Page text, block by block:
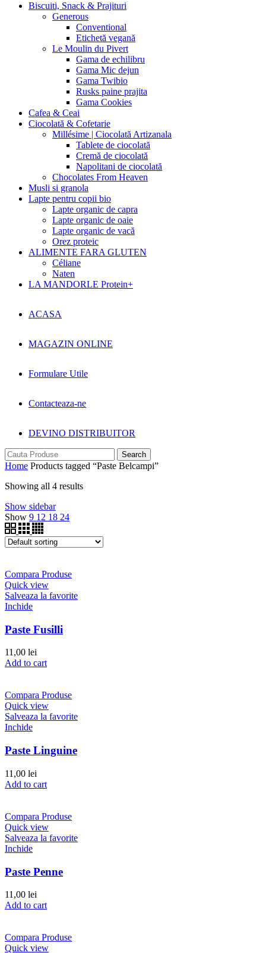
Biscuiti, Snack & Prajituri
Generous
Conventional
Etichetă vegană
Le Moulin du Pivert
Gama de echilibru
Gama Mic dejun
Gama Twibio
Rusks paine prajita
Gama Cookies
Cafea & Ceai
Ciocolată & Cofetarie
Millésime | Ciocolată Artizanala
Tablete de ciocolată
Cremă de ciocolată
Napolitani de ciocolată
Chocolates From Heaven
Musli si granola
Lapte pentru copii bio
Lapte organic de capra
Lapte organic de oaie
Lapte organic de vacă
Orez proteic
ALIMENTE FARA GLUTEN
Céliane
Naten
LA MANDORLE Protein+
ACASA
MAGAZIN ONLINE
Formulare Utile
Contacteaza-ne
DEVINO DISTRIBUITOR
Search
Home Products tagged “Paste Belcampi”
Showing all 4 results
Show sidebar
Show 9 12 18 24
Compara Produse
Quick view
Salveaza la favorite
Inchide
Paste Fusilli
11,00 lei
Add to cart
Compara Produse
Quick view
Salveaza la favorite
Inchide
Paste Linguine
11,00 lei
Add to cart
Compara Produse
Quick view
Salveaza la favorite
Inchide
Paste Penne
11,00 lei
Add to cart
Compara Produse
Quick view